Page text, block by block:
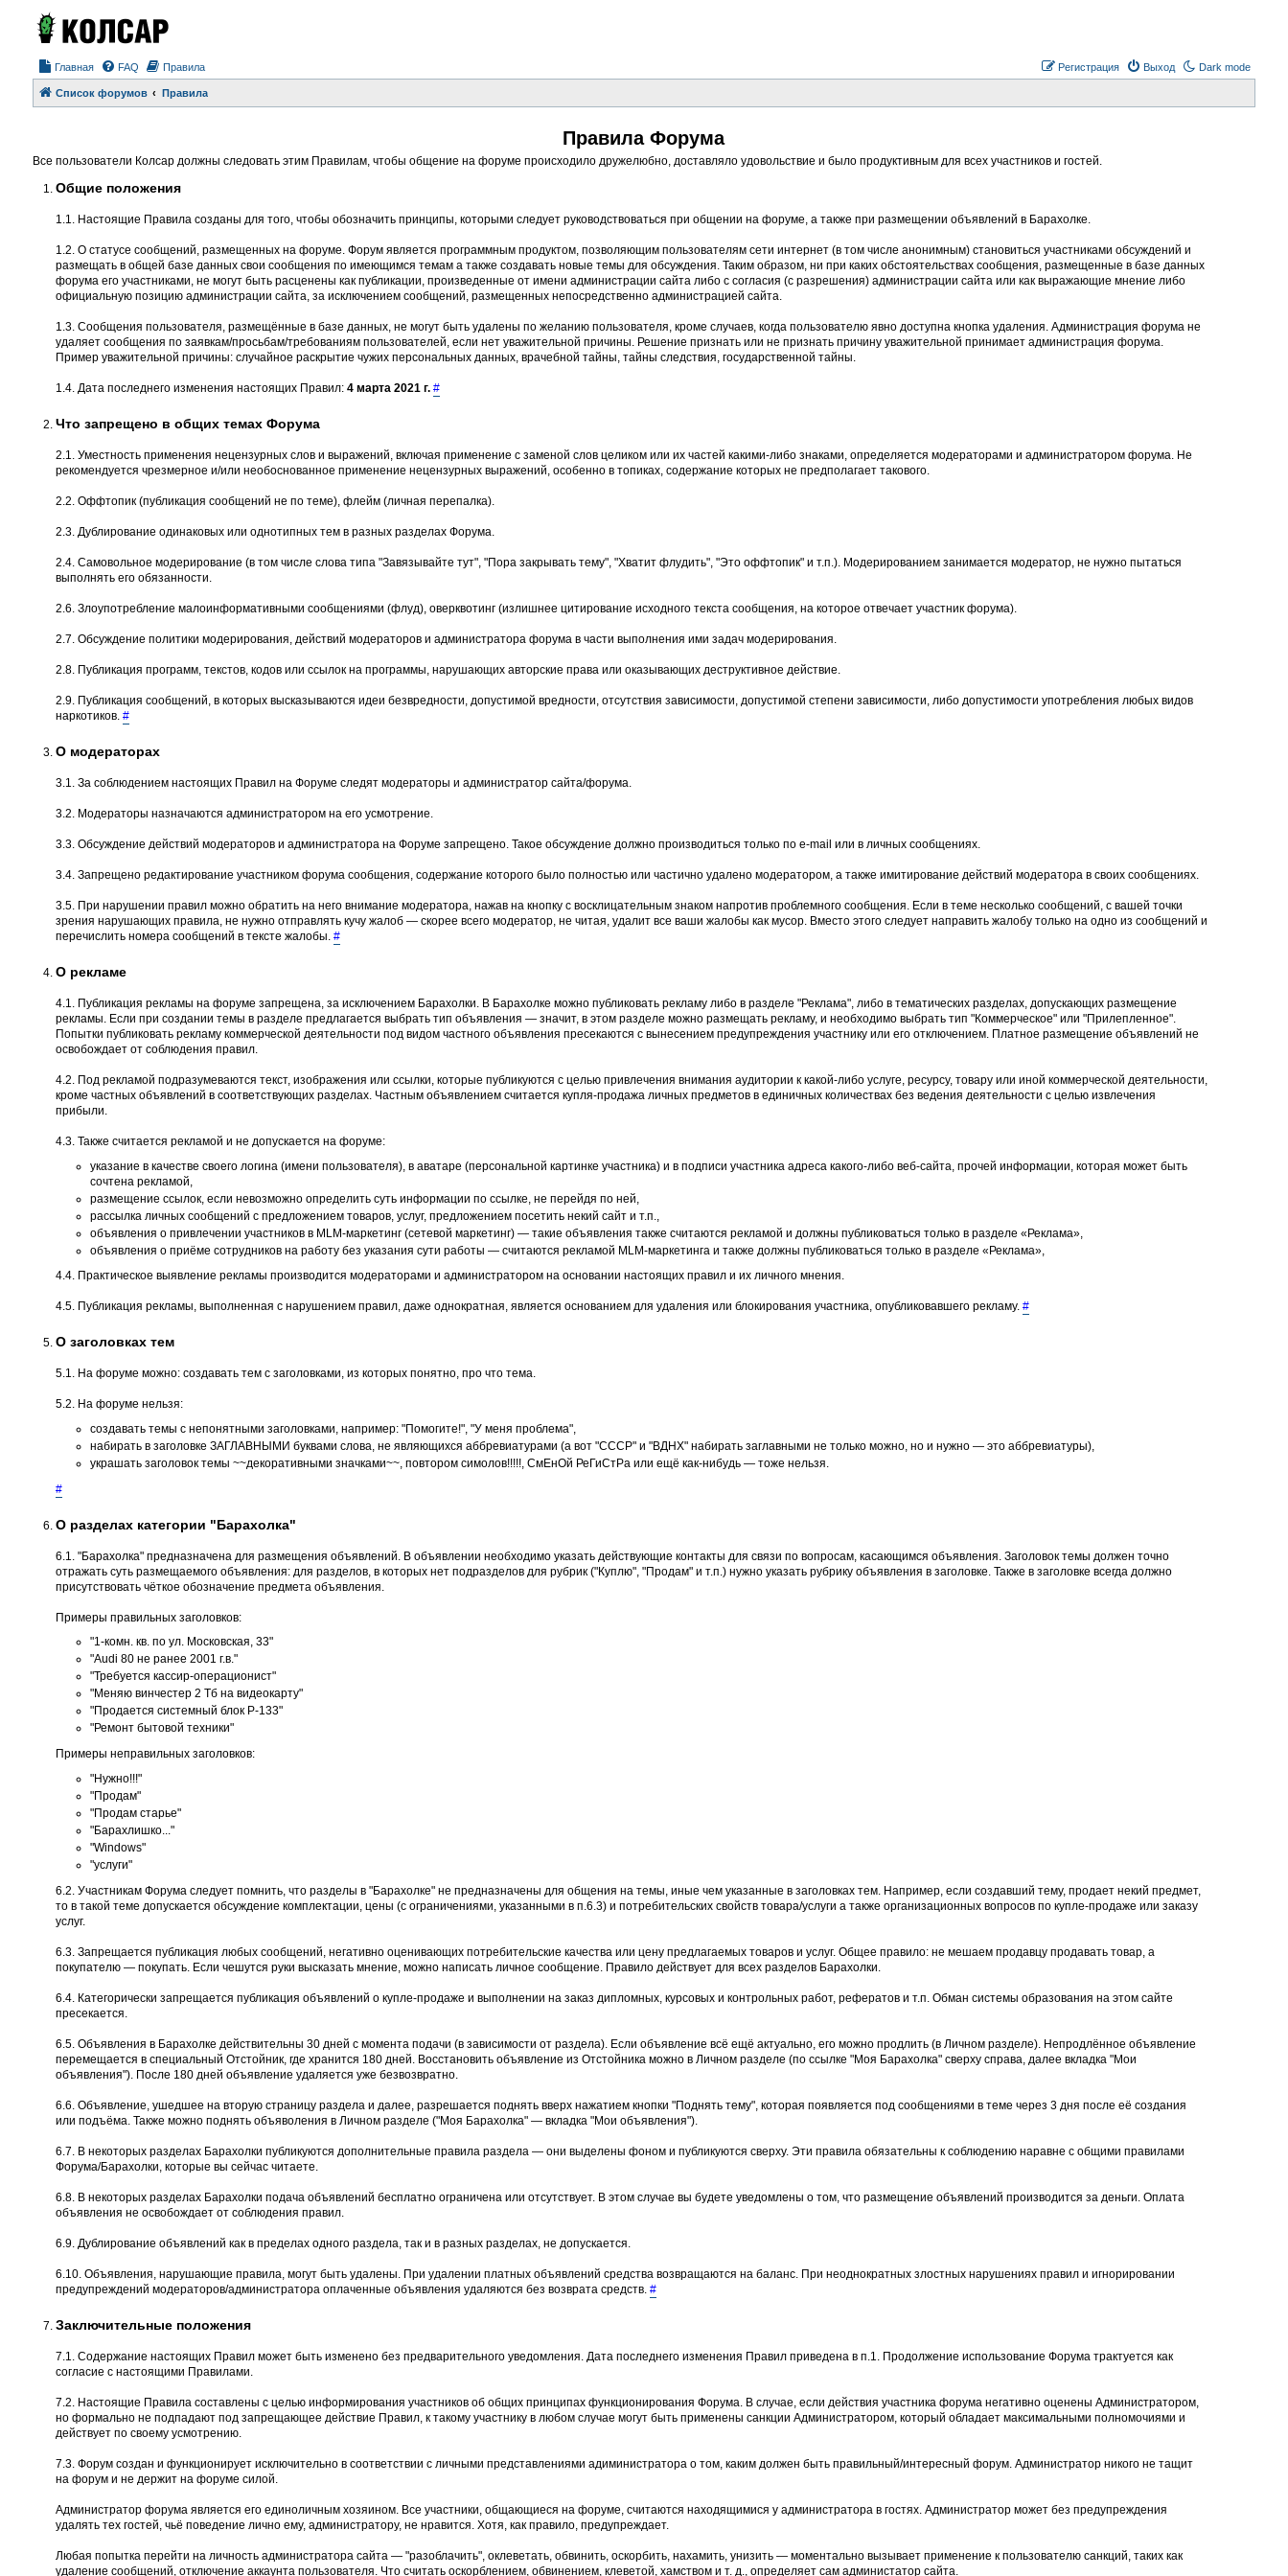
Главная Dark mode
FAQ Правила Выход
Регистрация
Список форумов Правила
Правила Форума
Все пользователи Колсар должны следовать этим Правилам, чтобы общение на форуме происходило дружелюбно, доставляло удовольствие и было продуктивным для всех участников и гостей.
Общие положения
1.1. Настоящие Правила созданы для того, чтобы обозначить принципы, которыми следует руководствоваться при общении на форуме, а также при размещении объявлений в Барахолке.
1.2. О статусе сообщений, размещенных на форуме. Форум является программным продуктом, позволяющим пользователям сети интернет (в том числе анонимным) становиться участниками обсуждений и
размещать в общей базе данных свои сообщения по имеющимся темам а также создавать новые темы для обсуждения. Таким образом, ни при каких обстоятельствах сообщения, размещенные в базе данных
форума его участниками, не могут быть расценены как публикации, произведенные от имени администрации сайта либо с согласия (с разрешения) администрации сайта или как выражающие мнение либо
официальную позицию администрации сайта, за исключением сообщений, размещенных непосредственно администрацией сайта.
1.3. Сообщения пользователя, размещённые в базе данных, не могут быть удалены по желанию пользователя, кроме случаев, когда пользователю явно доступна кнопка удаления. Администрация форума не
удаляет сообщения по заявкам/просьбам/требованиям пользователей, если нет уважительной причины. Решение признать или не признать причину уважительной принимает администрация форума.
Пример уважительной причины: случайное раскрытие чужих персональных данных, врачебной тайны, тайны следствия, государственной тайны.
1.4. Дата последнего изменения настоящих Правил: 4 марта 2021 г. #
Что запрещено в общих темах Форума
2.1. Уместность применения нецензурных слов и выражений, включая применение с заменой слов целиком или их частей какими-либо знаками, определяется модераторами и администратором форума. Не
рекомендуется чрезмерное и/или необоснованное применение нецензурных выражений, особенно в топиках, содержание которых не предполагает такового.
2.2. Оффтопик (публикация сообщений не по теме), флейм (личная перепалка).
2.3. Дублирование одинаковых или однотипных тем в разных разделах Форума.
2.4. Самовольное модеpиpование (в том числе слова типа "Завязывайте тут", "Пора закрывать тему", "Хватит флудить", "Это оффтопик" и т.п.). Модерированием занимается модератор, не нужно пытаться
выполнять его обязанности.
2.6. Злоупотребление малоинформативными сообщениями (флуд), оверквотинг (излишнее цитирование исходного текста сообщения, на которое отвечает участник форума).
2.7. Обсуждение политики модерирования, действий модеpатоpов и администратора форума в части выполнения ими задач модерирования.
2.8. Публикация программ, текстов, кодов или ссылок на программы, нарушающих авторские права или оказывающих деструктивное действие.
2.9. Публикация сообщений, в которых высказываются идеи безвредности, допустимой вредности, отсутствия зависимости, допустимой степени зависимости, либо допустимости употребления любых видов
наркотиков. #
О модераторах
3.1. За соблюдением настоящих Правил на Форуме следят модераторы и администратор сайта/форума.
3.2. Модераторы назначаются администратором на его усмотрение.
3.3. Обсуждение действий модераторов и администратора на Форуме запрещено. Такое обсуждение должно производиться только по e-mail или в личных сообщениях.
3.4. Запрещено редактирование участником форума сообщения, содержание которого было полностью или частично удалено модератором, а также имитирование действий модератора в своих сообщениях.
3.5. При нарушении правил можно обратить на него внимание модератора, нажав на кнопку с восклицательным знаком напротив проблемного сообщения. Если в теме несколько сообщений, с вашей точки
зрения нарушающих правила, не нужно отправлять кучу жалоб — скорее всего модератор, не читая, удалит все ваши жалобы как мусор. Вместо этого следует направить жалобу только на одно из сообщений и
перечислить номера сообщений в тексте жалобы. #
О рекламе
4.1. Публикация рекламы на форуме запрещена, за исключением Барахолки. В Барахолке можно публиковать рекламу либо в разделе "Реклама", либо в тематических разделах, допускающих размещение
рекламы. Если при создании темы в разделе предлагается выбрать тип объявления — значит, в этом разделе можно размещать рекламу, и необходимо выбрать тип "Коммерческое" или "Прилепленное".
Попытки публиковать рекламу коммерческой деятельности под видом частного объявления пресекаются с вынесением предупреждения участнику или его отключением. Платное размещение объявлений не
освобождает от соблюдения правил.
4.2. Под рекламой подразумеваются текст, изображения или ссылки, которые публикуются с целью привлечения внимания аудитории к какой-либо услуге, ресурсу, товару или иной коммерческой деятельности,
кроме частных объявлений в соответствующих разделах. Частным объявлением считается купля-продажа личных предметов в единичных количествах без ведения деятельности с целью извлечения
прибыли.
4.3. Также считается рекламой и не допускается на форуме:
указание в качестве своего логина (имени пользователя), в аватаре (персональной картинке участника) и в подписи участника адреса какого-либо веб-сайта, прочей информации, которая может быть
сочтена рекламой,
размещение ссылок, если невозможно определить суть информации по ссылке, не перейдя по ней,
рассылка личных сообщений с предложением товаров, услуг, предложением посетить некий сайт и т.п.,
объявления о привлечении участников в MLM-маркетинг (сетевой маркетинг) — такие объявления также считаются рекламой и должны публиковаться только в разделе «Реклама»,
объявления о приёме сотрудников на работу без указания сути работы — считаются рекламой MLM-маркетинга и также должны публиковаться только в разделе «Реклама»,
4.4. Практическое выявление рекламы производится модераторами и администратором на основании настоящих правил и их личного мнения.
4.5. Публикация рекламы, выполненная с нарушением правил, даже однократная, является основанием для удаления или блокирования участника, опубликовавшего рекламу. #
О заголовках тем
5.1. На форуме можно: создавать тем с заголовками, из которых понятно, про что тема.
5.2. На форуме нельзя:
создавать темы с непонятными заголовками, например: "Помогите!", "У меня проблема",
набирать в заголовке ЗАГЛАВНЫМИ буквами слова, не являющихся аббревиатурами (а вот "СССР" и "ВДНХ" набирать заглавными не только можно, но и нужно — это аббревиатуры),
украшать заголовок темы ~~декоративными значками~~, повтором симолов!!!!!, СмЕнОй РеГиСтРа или ещё как-нибудь — тоже нельзя.
#
О разделах категории "Барахолка"
6.1. "Барахолка" предназначена для размещения объявлений. В объявлении необходимо указать действующие контакты для связи по вопросам, касающимся объявления. Заголовок темы должен точно
отражать суть размещаемого объявления: для разделов, в которых нет подразделов для рубрик ("Куплю", "Продам" и т.п.) нужно указать рубрику объявления в заголовке. Также в заголовке всегда должно
присутствовать чёткое обозначение предмета объявления.
Примеры правильных заголовков:
"1-комн. кв. по ул. Московская, 33"
"Audi 80 не ранее 2001 г.в."
"Требуется кассир-операционист"
"Меняю винчестер 2 Тб на видеокарту"
"Продается системный блок P-133"
"Ремонт бытовой техники"
Примеры неправильных заголовков:
"Нужно!!!"
"Продам"
"Продам старье"
"Барахлишко..."
"Windows"
"услуги"
6.2. Участникам Форума следует помнить, что разделы в "Барахолке" не предназначены для общения на темы, иные чем указанные в заголовках тем. Например, если создавший тему, продает некий предмет,
то в такой теме допускается обсуждение комплектации, цены (с ограничениями, указанными в п.6.3) и потребительских свойств товара/услуги а также организационных вопросов по купле-продаже или заказу
услуг.
6.3. Запрещается публикация любых сообщений, негативно оценивающих потребительские качества или цену предлагаемых товаров и услуг. Общее правило: не мешаем продавцу продавать товар, а
покупателю — покупать. Если чешутся руки высказать мнение, можно написать личное сообщение. Правило действует для всех разделов Барахолки.
6.4. Категорически запрещается публикация объявлений о купле-продаже и выполнении на заказ дипломных, курсовых и контрольных работ, рефератов и т.п. Обман системы образования на этом сайте
пресекается.
6.5. Объявления в Барахолке действительны 30 дней с момента подачи (в зависимости от раздела). Если объявление всё ещё актуально, его можно продлить (в Личном разделе). Непродлённое объявление
перемещается в специальный Отстойник, где хранится 180 дней. Восстановить объявление из Отстойника можно в Личном разделе (по ссылке "Моя Барахолка" сверху справа, далее вкладка "Мои
объявления"). После 180 дней объявление удаляется уже безвозвратно.
6.6. Объявление, ушедшее на вторую страницу раздела и далее, разрешается поднять вверх нажатием кнопки "Поднять тему", которая появляется под сообщениями в теме через 3 дня после её создания
или подъёма. Также можно поднять объяволения в Личном разделе ("Моя Барахолка" — вкладка "Мои объявления").
6.7. В некоторых разделах Барахолки публикуются дополнительные правила раздела — они выделены фоном и публикуются сверху. Эти правила обязательны к соблюдению наравне с общими правилами
Форума/Барахолки, которые вы сейчас читаете.
6.8. В некоторых разделах Барахолки подача объявлений бесплатно ограничена или отсутствует. В этом случае вы будете уведомлены о том, что размещение объявлений производится за деньги. Оплата
объявления не освобождает от соблюдения правил.
6.9. Дублирование объявлений как в пределах одного раздела, так и в разных разделах, не допускается.
6.10. Объявления, нарушающие правила, могут быть удалены. При удалении платных объявлений средства возвращаются на баланс. При неоднократных злостных нарушениях правил и игнорировании
предупреждений модераторов/администратора оплаченные объявления удаляются без возврата средств. #
Заключительные положения
7.1. Содержание настоящих Правил может быть изменено без предварительного уведомления. Дата последнего изменения Правил приведена в п.1. Продолжение использование Форума трактуется как
согласие с настоящими Правилами.
7.2. Настоящие Правила составлены с целью информирования участников об общих принципах функционирования Форума. В случае, если действия участника форума негативно оценены Администратором,
но формально не подпадают под запрещающее действие Правил, к такому участнику в любом случае могут быть применены санкции Администратором, который обладает максимальными полномочиями и
действует по своему усмотрению.
7.3. Форум создан и функционирует исключительно в соответствии с личными представлениями адиминистратора о том, каким должен быть правильный/интересный форум. Администратор никого не тащит
на форум и не держит на форуме силой.
Администратор форума является его единоличным хозяином. Все участники, общающиеся на форуме, считаются находящимися у администратора в гостях. Администратор может без предупреждения
удалять тех гостей, чьё поведение лично ему, администратору, не нравится. Хотя, как правило, предупреждает.
Любая попытка перейти на личность администратора сайта — "разоблачить", оклеветать, обвинить, оскорбить, нахамить, унизить — моментально вызывает применение к пользователю санкций, таких как
удаление сообщений, отключение аккаунта пользователя. Что считать оскорблением, обвинением, клеветой, хамством и т. д., определяет сам администатор сайта.